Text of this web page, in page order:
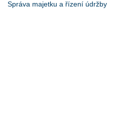
Správa majetku a řízení údržby